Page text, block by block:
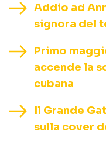
Addio ad
signora del
Primo
accende la
cubana
Il Grande
sulla cover